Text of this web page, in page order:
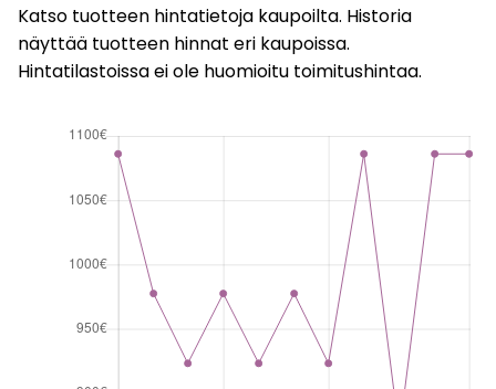
Katso tuotteen hintatietoja kaupoilta. Historia
näyttää tuotteen hinnat eri kaupoissa.
Hintatilastoissa ei ole huomioitu toimitushintaa.